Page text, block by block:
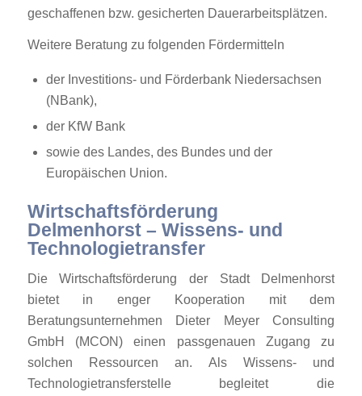
geschaffenen bzw. gesicherten Dauerarbeitsplätzen.
Weitere Beratung zu folgenden Fördermitteln
der Investitions- und Förderbank Niedersachsen
(NBank),
der KfW Bank
sowie des Landes, des Bundes und der
Europäischen Union.
Wirtschaftsförderung
Delmenhorst – Wissens- und
Technologietransfer
Die Wirtschaftsförderung der Stadt Delmenhorst
bietet in enger Kooperation mit dem
Beratungsunternehmen Dieter Meyer Consulting
GmbH (MCON) einen passgenauen Zugang zu
solchen Ressourcen an. Als Wissens- und
Technologietransferstelle begleitet die